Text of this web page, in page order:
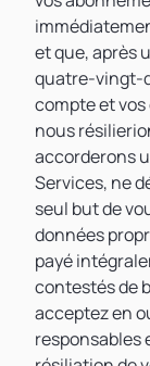
et que, après
quatre-vingt-
compte et
nous
accorderons
Services, ne
seul but de
données
payé
contestés de
acceptez en
responsables